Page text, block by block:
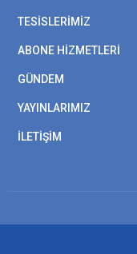
TESİSLERİMİZ
ABONE HİZMETLERİ
GÜNDEM
YAYINLARIMIZ
İLETİŞİM